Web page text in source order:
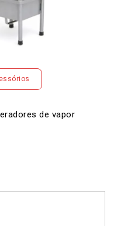
de vapor